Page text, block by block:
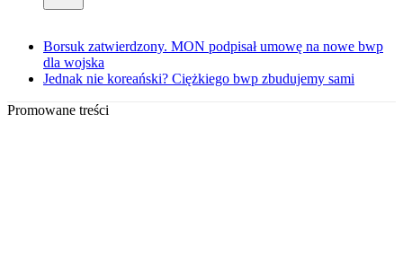
Borsuk zatwierdzony. MON podpisał umowę na nowe bwp
dla wojska
Jednak nie koreański? Ciężkiego bwp zbudujemy sami
Promowane treści